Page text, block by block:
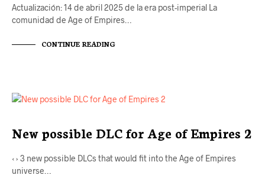
Actualización: 14 de abril 2025 de la era post-imperial La
comunidad de Age of Empires…
CONTINUE READING
New possible DLC for Age of Empires 2
‹ › 3 new possible DLCs that would fit into the Age of Empires
universe…